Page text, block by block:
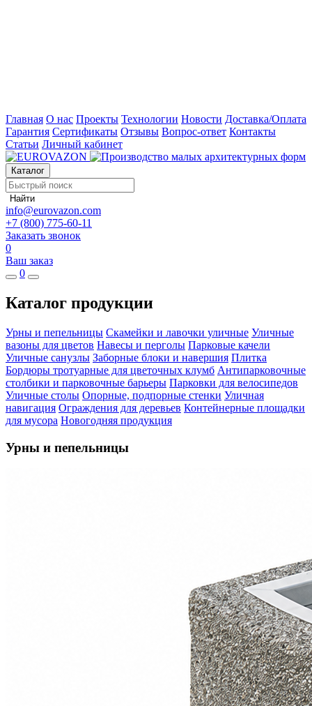
Главная О нас Проекты Технологии Новости Доставка/Оплата
Гарантия Сертификаты Отзывы Вопрос-ответ Контакты
Статьи Личный кабинет
Каталог
Найти
info@eurovazon.com
+7 (800) 775-60-11
Заказать звонок
0
Ваш заказ
0
Каталог продукции
Урны и пепельницы Скамейки и лавочки уличные Уличные
вазоны для цветов Навесы и перголы Парковые качели
Уличные санузлы Заборные блоки и навершия Плитка
Бордюры тротуарные для цветочных клумб Антипарковочные
столбики и парковочные барьеры Парковки для велосипедов
Уличные столы Опорные, подпорные стенки Уличная
навигация Ограждения для деревьев Контейнерные площадки
для мусора Новогодняя продукция
Урны и пепельницы